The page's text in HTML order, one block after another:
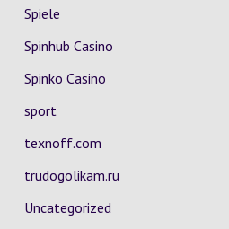
Spiele
Spinhub Casino
Spinko Casino
sport
texnoff.com
trudogolikam.ru
Uncategorized